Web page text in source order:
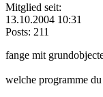
Mitglied seit:
13.10.2004 10:31
Posts: 211
fange mit
welche programme